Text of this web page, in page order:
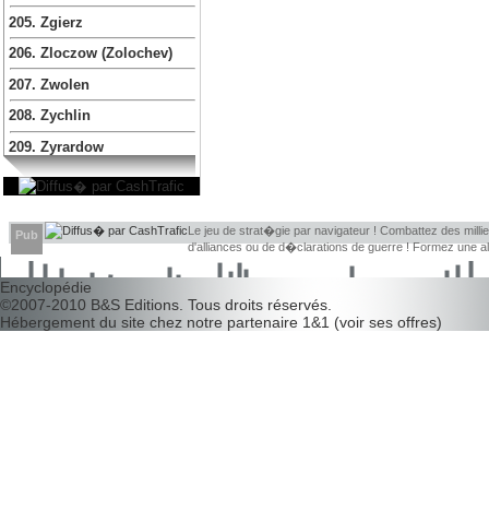
205. Zgierz
206. Zloczow (Zolochev)
207. Zwolen
208. Zychlin
209. Zyrardow
Pub
Le jeu de strat�gie par navigateur ! Combattez des
d'alliances ou de d�clarations de guerre ! Formez une
d�couvrir leurs faiblesses !
Encyclopédie
©2007-2010 B&S Editions . Tous droits réservés.
Hébergement du site chez notre partenaire 1&1 (voir ses offres)